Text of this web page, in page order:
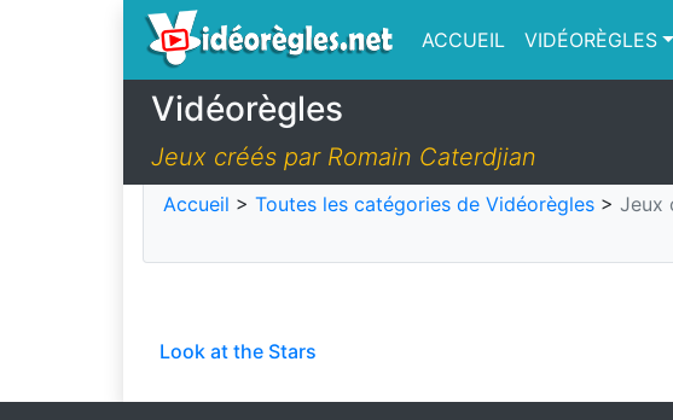
ACCUEIL VIDÉORÈGLES
Vidéorègles
Jeux créés par Romain Caterdjian
Accueil > Toutes les catégories de Vidéorègles > Jeux
Look at the Stars